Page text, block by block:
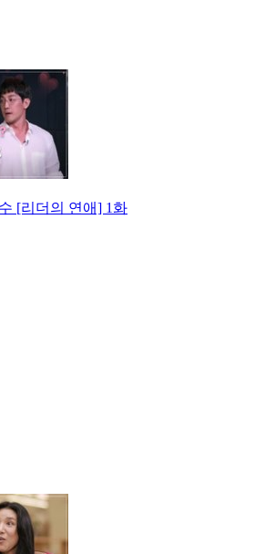
[리더의 연애] 1화